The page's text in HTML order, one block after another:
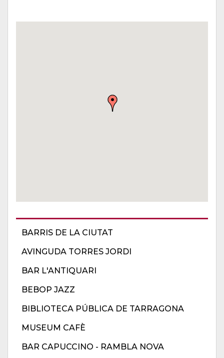
BARRIS DE LA CIUTAT
AVINGUDA TORRES JORDI
BAR L'ANTIQUARI
BEBOP JAZZ
BIBLIOTECA PÚBLICA DE TARRAGONA
MUSEUM CAFÈ
BAR CAPUCCINO - RAMBLA NOVA